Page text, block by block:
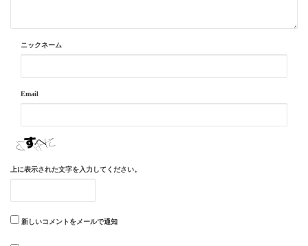
ニックネーム
Email
上に表示された文字を入力してください。
新しいコメントをメールで通知